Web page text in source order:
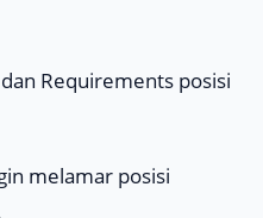
dan Requirements posisi
melamar posisi